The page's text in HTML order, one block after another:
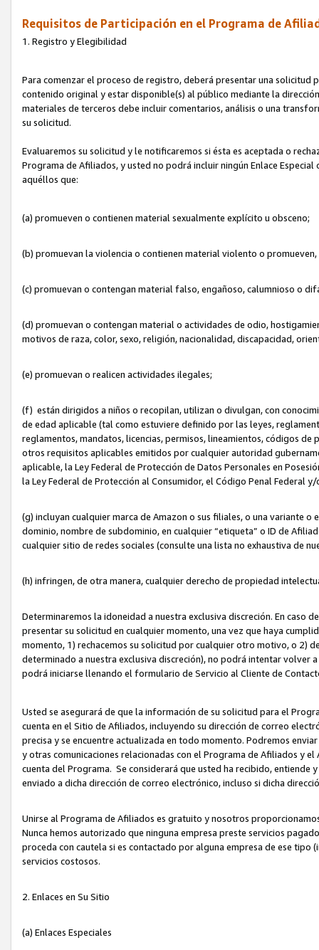
Requisitos de Participación en el Programa de
1. Registro y Elegibilidad
Para comenzar el proceso de registro, deberá presentar una solicitud
contenido original y estar disponible(s) al público mediante la
materiales de terceros debe incluir comentarios, análisis o una
su solicitud.
Evaluaremos su solicitud y le notificaremos si ésta es aceptada o
Programa de Afiliados, y usted no podrá incluir ningún Enlace
aquéllos que:
(a) promueven o contienen material sexualmente explícito u obsceno;
(b) promuevan la violencia o contienen material violento o
(c) promuevan o contengan material falso, engañoso, calumnioso o
(d) promuevan o contengan material o actividades de odio,
motivos de raza, color, sexo, religión, nacionalidad, discapacidad,
(e) promuevan o realicen actividades ilegales;
(f) están dirigidos a niños o recopilan, utilizan o divulgan, con
de edad aplicable (tal como estuviere definido por las leyes,
reglamentos, mandatos, licencias, permisos, lineamientos, códigos
otros requisitos aplicables emitidos por cualquier autoridad
aplicable, la Ley Federal de Protección de Datos Personales en
la Ley Federal de Protección al Consumidor, el Código Penal Federal
(g) incluyan cualquier marca de Amazon o sus filiales, o una variante
dominio, nombre de subdominio, en cualquier “etiqueta” o ID de
cualquier sitio de redes sociales (consulte una lista no exhaustiva de
(h) infringen, de otra manera, cualquier derecho de propiedad
Determinaremos la idoneidad a nuestra exclusiva discreción. En caso
presentar su solicitud en cualquier momento, una vez que haya
momento, 1) rechacemos su solicitud por cualquier otro motivo, o 2)
determinado a nuestra exclusiva discreción), no podrá intentar volver
podrá iniciarse llenando el formulario de Servicio al Cliente de
Usted se asegurará de que la información de su solicitud para el
cuenta en el Sitio de Afiliados, incluyendo su dirección de correo
precisa y se encuentre actualizada en todo momento. Podremos
y otras comunicaciones relacionadas con el Programa de Afiliados y
cuenta del Programa. Se considerará que usted ha recibido, entiende
enviado a dicha dirección de correo electrónico, incluso si dicha
Unirse al Programa de Afiliados es gratuito y nosotros
Nunca hemos autorizado que ninguna empresa preste servicios
proceda con cautela si es contactado por alguna empresa de ese
servicios costosos.
2. Enlaces en Su Sitio
(a) Enlaces Especiales